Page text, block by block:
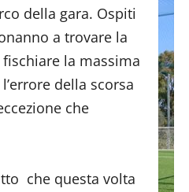
della gara. Ospiti
a trovare la
la massima
della scorsa
che
che questa volta